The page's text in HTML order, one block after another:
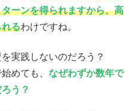
ーンを得られますから、高
るわけですね。
実践しないのだろう？
めても、 なぜわずか数年で
う？